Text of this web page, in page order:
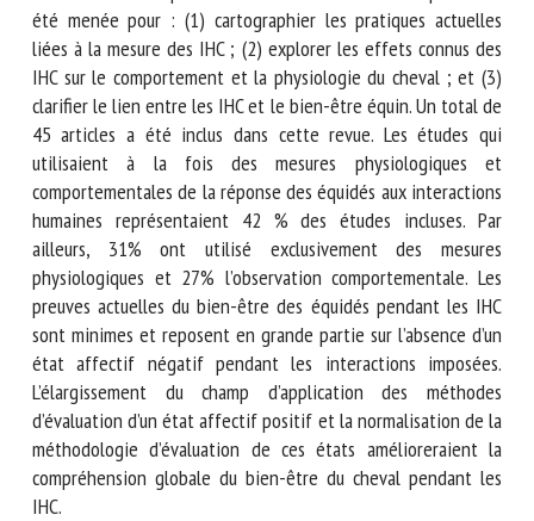
de comprendre l’état affectif du cheval pendant les IHC.
Une revue de la question a été menée pour : (1)
cartographier les pratiques actuelles liées à la mesure des
IHC ; (2) explorer les effets connus des IHC sur le
comportement et la physiologie du cheval ; et (3) clarifier le
lien entre les IHC et le bien-être équin. Un total de 45
articles a été inclus dans cette revue. Les études qui
utilisaient à la fois des mesures physiologiques et
comportementales de la réponse des équidés aux
interactions humaines représentaient 42 % des études
incluses. Par ailleurs, 31% ont utilisé exclusivement des
mesures physiologiques et 27% l’observation
comportementale. Les preuves actuelles du bien-être des
équidés pendant les IHC sont minimes et reposent en
grande partie sur l’absence d’un état affectif négatif
pendant les interactions imposées. L’élargissement du
champ d’application des méthodes d’évaluation d’un état
affectif positif et la normalisation de la méthodologie